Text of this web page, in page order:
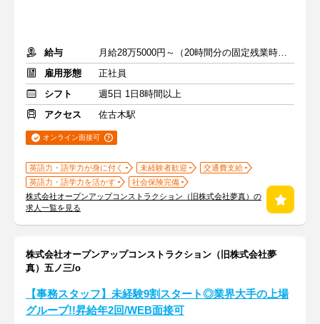
給与
月給28万5000円～（20時間分の固定残業時間代を含む）
雇用形態
正社員
シフト
週5日 1日8時間以上
アクセス
佐古木駅
オンライン面接可
英語力・語学力が身に付く 未経験者歓迎
交通費支給
英語力・語学力を活かす
社会保険完備
株式会社オープンアップコンストラクション（旧株式会社夢真）の
求人一覧を見る
株式会社オープンアップコンストラクション（旧株式会社夢
真）五ノ三/o
【事務スタッフ】未経験9割スタート◎業界大手の上場
グループ!!昇給年2回/WEB面接可